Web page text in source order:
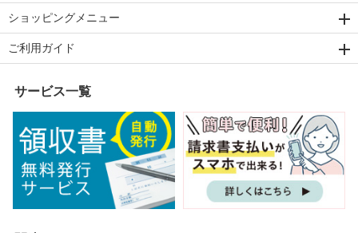
ショッピングメニュー
ご利用ガイド
サービス一覧